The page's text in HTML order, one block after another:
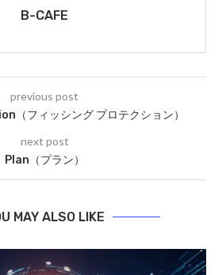
B-CAFE
previous post
フィッシング プロテクション）
next post
Plan（プラン）
MAY ALSO LIKE